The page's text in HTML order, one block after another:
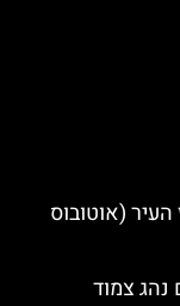
(אוטובוס
צמוד